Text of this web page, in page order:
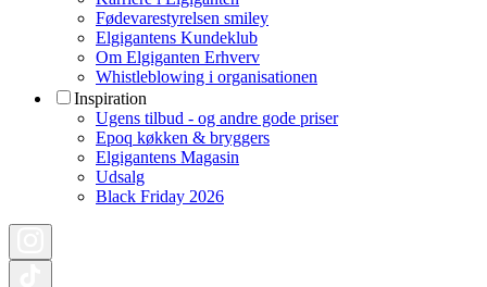
Fødevarestyrelsen smiley
Elgigantens Kundeklub
Om Elgiganten Erhverv
Whistleblowing i organisationen
Inspiration
Ugens tilbud - og andre gode priser
Epoq køkken & bryggers
Elgigantens Magasin
Udsalg
Black Friday 2026